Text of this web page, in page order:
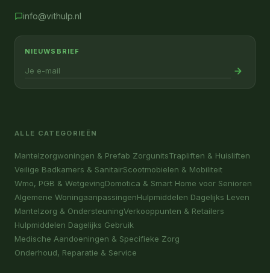
info@vithulp.nl
NIEUWSBRIEF
ALLE CATEGORIEËN
Mantelzorgwoningen & Prefab ZorgunitsTrapliften & Huisliften
Veilige Badkamers & SanitairScootmobielen & Mobiliteit
Wmo, PGB & WetgevingDomotica & Smart Home voor Senioren
Algemene WoningaanpassingenHulpmiddelen Dagelijks Leven
Mantelzorg & OndersteuningVerkooppunten & Retailers
Hulpmiddelen Dagelijks Gebruik
Medische Aandoeningen & Specifieke Zorg
Onderhoud, Reparatie & Service